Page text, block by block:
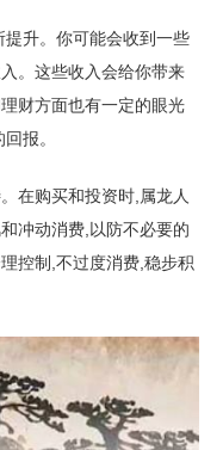
升。你可能会收到一些
。这些收入会给你带来
财方面也有一定的眼光
报。
在购买和投资时,属龙人
冲动消费,以防不必要的
控制,不过度消费,稳步积